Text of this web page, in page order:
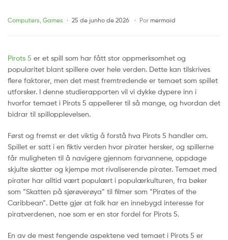
5
spillere
over
hele
verden
Categories
Computers, Games 25 de junho de 2026 Por mermaid
Pirots 5 er et spill som har fått stor oppmerksomhet og
popularitet blant spillere over hele verden. Dette kan tilskrives
flere faktorer, men det mest fremtredende er temaet som spillet
utforsker. I denne studierapporten vil vi dykke dypere inn i
hvorfor temaet i Pirots 5 appellerer til så mange, og hvordan det
bidrar til spillopplevelsen.
Først og fremst er det viktig å forstå hva Pirots 5 handler om.
Spillet er satt i en fiktiv verden hvor pirater hersker, og spillerne
får muligheten til å navigere gjennom farvannene, oppdage
skjulte skatter og kjempe mot rivaliserende pirater. Temaet med
pirater har alltid vært populært i populærkulturen, fra bøker
som “Skatten på sjørøverøya” til filmer som “Pirates of the
Caribbean”. Dette gjør at folk har en innebygd interesse for
piratverdenen, noe som er en stor fordel for Pirots 5.
En av de mest fengende aspektene ved temaet i Pirots 5 er